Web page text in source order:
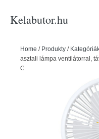
Kelabutor.hu
Home / Produkty /
asztali lámpa ventilátorral,
Gingko